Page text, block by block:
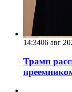
14:3406 авг
Трамп